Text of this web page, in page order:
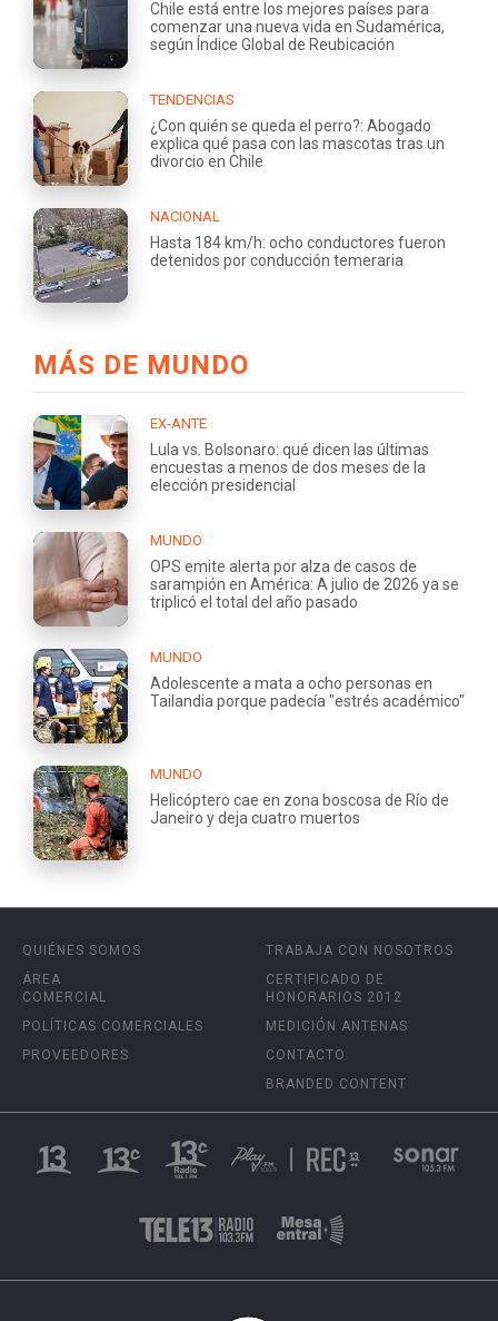
Chile está entre los mejores países para
comenzar una nueva vida en Sudamérica,
según Índice Global de Reubicación
TENDENCIAS
¿Con quién se queda el perro?: Abogado
explica qué pasa con las mascotas tras un
divorcio en Chile
NACIONAL
Hasta 184 km/h: ocho conductores fueron
detenidos por conducción temeraria
MÁS DE MUNDO
EX-ANTE
Lula vs. Bolsonaro: qué dicen las últimas
encuestas a menos de dos meses de la
elección presidencial
MUNDO
OPS emite alerta por alza de casos de
sarampión en América: A julio de 2026 ya se
triplicó el total del año pasado
MUNDO
Adolescente a mata a ocho personas en
Tailandia porque padecía "estrés académico"
MUNDO
Helicóptero cae en zona boscosa de Río de
Janeiro y deja cuatro muertos
QUIÉNES SOMOS
ÁREA
COMERCIAL
POLÍTICAS COMERCIALES
PROVEEDORES
TRABAJA CON NOSOTROS
CERTIFICADO DE
HONORARIOS 2012
MEDICIÓN ANTENAS
CONTACTO
BRANDED CONTENT